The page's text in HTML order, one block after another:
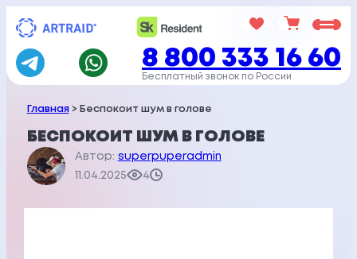
Перейти
содержимому
8 800 333 16 60
Бесплатный звонок по России
Главная> Беспокоит шум в голове
БЕСПОКОИТ ШУМ В ГОЛОВЕ
Автор: superpuperadmin
11.04.2025 4